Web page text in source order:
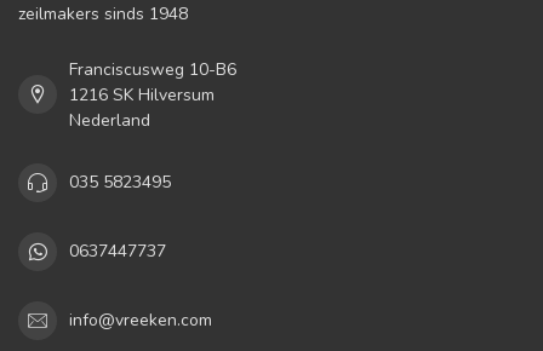
zeilmakers sinds 1948
Franciscusweg 10-B6
1216 SK Hilversum
Nederland
035 5823495
0637447737
info@vreeken.com